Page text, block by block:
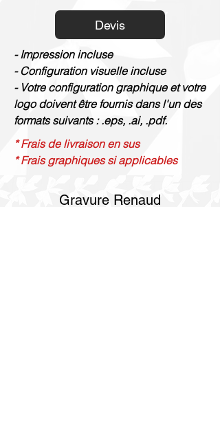
Devis
- Impression incluse
- Configuration visuelle incluse
- Votre configuration graphique et votre
logo doivent être fournis dans l'un des
formats suivants : .eps, .ai, .pdf.
* Frais de livraison en sus
* Frais graphiques si applicables
Gravure Renaud